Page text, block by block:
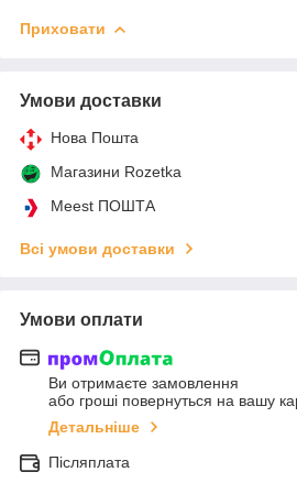
Приховати
Умови доставки
Нова Пошта
Магазини Rozetka
Meest ПОШТА
Всі умови доставки
Умови оплати
Ви отримаєте замовлення
або гроші повернуться на вашу
Детальніше
Післяплата